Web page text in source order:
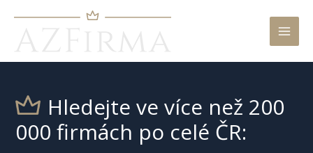
Hledejte ve více než 200
000 firmách po celé ČR: